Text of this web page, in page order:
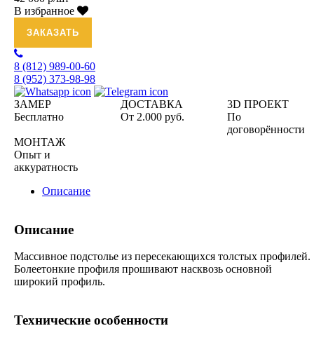
В избранное
ЗАКАЗАТЬ
8 (812) 989-00-60
8 (952) 373-98-98
ЗАМЕР
Бесплатно
ДОСТАВКА
От 2.000 руб.
3D ПРОЕКТ
По
договорённости
МОНТАЖ
Опыт и
аккуратность
Описание
Описание
Массивное подстолье из пересекающихся толстых профилей.
Болеетонкие профиля прошивают насквозь основной
широкий профиль.
Технические особенности